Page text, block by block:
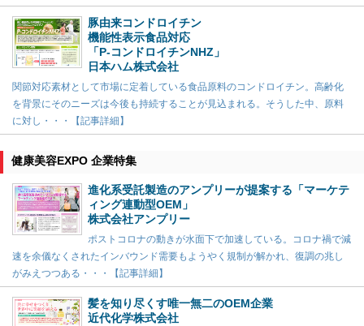
豚由来コンドロイチン
機能性表示食品対応
「P-コンドロイチンNHZ」
日本ハム株式会社
関節対応素材として市場に定着している食品原料のコンドロイチン。高齢化
を背景にそのニーズは今後も持続することが見込まれる。そうした中、原料
に対し・・・【記事詳細】
健康美容EXPO 企業特集
進化系受託製造のアンプリーが提案する「マーケテ
ィング連動型OEM」
株式会社アンプリー
ポストコロナの動きが水面下で加速している。コロナ禍で減
速を余儀なくされたインバウンド需要もようやく規制が解かれ、復調の兆し
がみえつつある・・・【記事詳細】
髪を知り尽くす唯一無二のOEM企業
近代化学株式会社